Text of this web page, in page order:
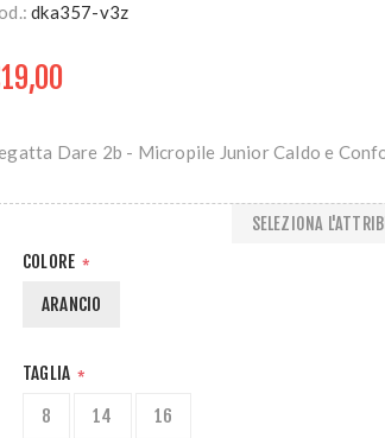
dka357-v3z
Dare 2b - Micropile Junior Caldo e
COLORE *
ARANCIO
TAGLIA *
8 14 16
SELEZIONA